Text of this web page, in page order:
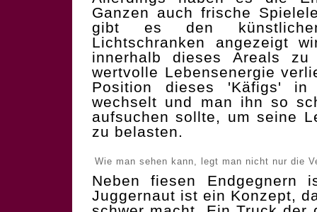
Ganzen auch frische
gibt es den
Lichtschranken angezeigt
innerhalb dieses Areals
wertvolle Lebensenergie
Position dieses 'Käfigs' in
wechselt und man ihn so
aufsuchen sollte, um seine
zu belasten.
Wie man sehen kann, legt man nicht nur die
Neben fiesen Endgegnern
Juggernaut ist ein Konzept,